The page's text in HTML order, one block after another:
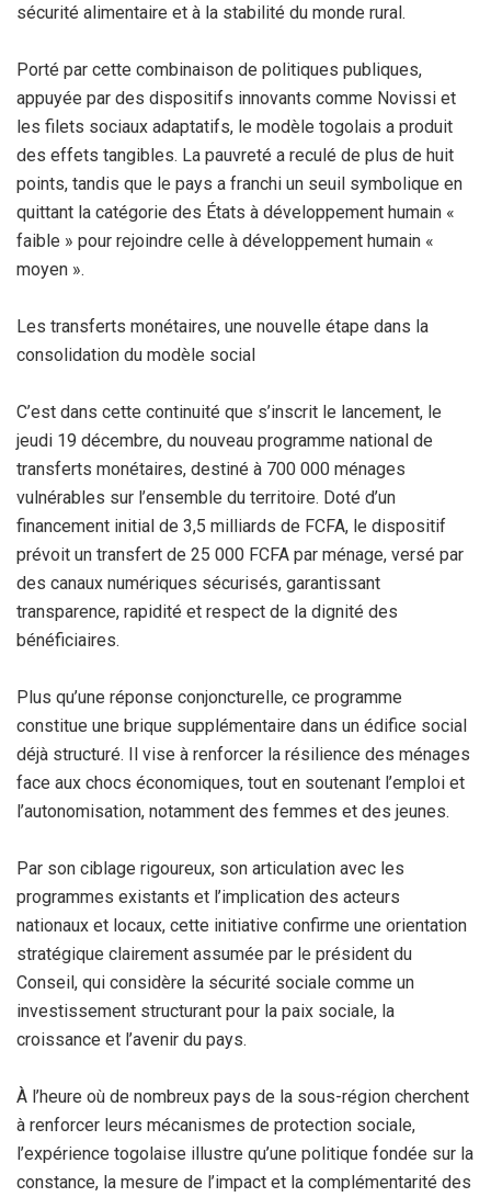
sécurité alimentaire et à la stabilité du monde rural.
Porté par cette combinaison de politiques publiques,
appuyée par des dispositifs innovants comme Novissi et
les filets sociaux adaptatifs, le modèle togolais a produit
des effets tangibles. La pauvreté a reculé de plus de huit
points, tandis que le pays a franchi un seuil symbolique en
quittant la catégorie des États à développement humain «
faible » pour rejoindre celle à développement humain «
moyen ».
Les transferts monétaires, une nouvelle étape dans la
consolidation du modèle social
C’est dans cette continuité que s’inscrit le lancement, le
jeudi 19 décembre, du nouveau programme national de
transferts monétaires, destiné à 700 000 ménages
vulnérables sur l’ensemble du territoire. Doté d’un
financement initial de 3,5 milliards de FCFA, le dispositif
prévoit un transfert de 25 000 FCFA par ménage, versé par
des canaux numériques sécurisés, garantissant
transparence, rapidité et respect de la dignité des
bénéficiaires.
Plus qu’une réponse conjoncturelle, ce programme
constitue une brique supplémentaire dans un édifice social
déjà structuré. Il vise à renforcer la résilience des ménages
face aux chocs économiques, tout en soutenant l’emploi et
l’autonomisation, notamment des femmes et des jeunes.
Par son ciblage rigoureux, son articulation avec les
programmes existants et l’implication des acteurs
nationaux et locaux, cette initiative confirme une orientation
stratégique clairement assumée par le président du
Conseil, qui considère la sécurité sociale comme un
investissement structurant pour la paix sociale, la
croissance et l’avenir du pays.
À l’heure où de nombreux pays de la sous-région cherchent
à renforcer leurs mécanismes de protection sociale,
l’expérience togolaise illustre qu’une politique fondée sur la
constance, la mesure de l’impact et la complémentarité des